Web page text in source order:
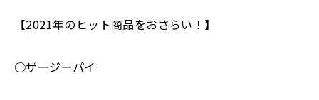
【2021年のヒット商品をおさらい！】
○ザージーパイ